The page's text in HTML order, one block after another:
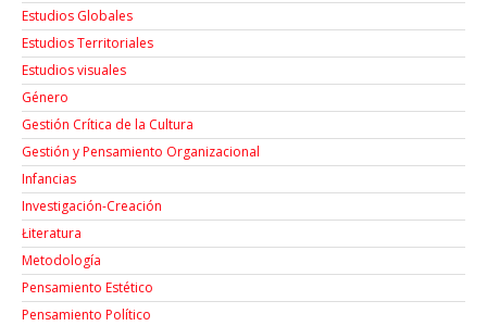
Estudios Globales
Estudios Territoriales
Estudios visuales
Género
Gestión Crítica de la Cultura
Gestión y Pensamiento Organizacional
Infancias
Investigación-Creación
Łiteratura
Metodología
Pensamiento Estético
Pensamiento Político